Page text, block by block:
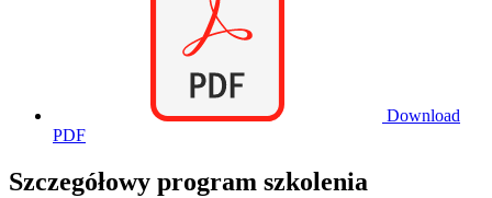
Download
PDF
Szczegółowy program szkolenia